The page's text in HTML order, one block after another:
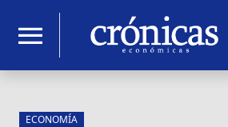
menu
ECONOMÍA